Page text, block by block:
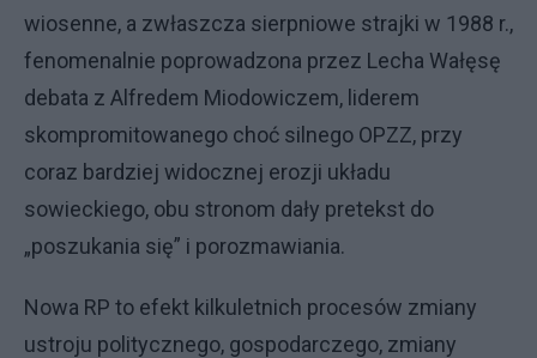
wiosenne, a zwłaszcza sierpniowe strajki w 1988 r.,
fenomenalnie poprowadzona przez Lecha Wałęsę
debata z Alfredem Miodowiczem, liderem
skompromitowanego choć silnego OPZZ, przy
coraz bardziej widocznej erozji układu
sowieckiego, obu stronom dały pretekst do
„poszukania się” i porozmawiania.
Nowa RP to efekt kilkuletnich procesów zmiany
ustroju politycznego, gospodarczego, zmiany